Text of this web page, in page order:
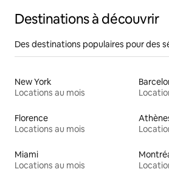
Destinations à découvrir
Des destinations populaires pour des
New York
Locations au mois
Florence
Locations au mois
Miami
Locations au mois